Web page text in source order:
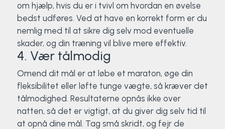
om hjælp, hvis du er i tvivl om hvordan en øvelse
bedst udføres. Ved at have en korrekt form er du
nemlig med til at sikre dig selv mod eventuelle
skader, og din træning vil blive mere effektiv.
4. Vær tålmodig
Omend dit mål er at løbe et maraton, øge din
fleksibilitet eller løfte tunge vægte, så kræver det
tålmodighed. Resultaterne opnås ikke over
natten, så det er vigtigt, at du giver dig selv tid til
at opnå dine mål. Tag små skridt, og fejr de